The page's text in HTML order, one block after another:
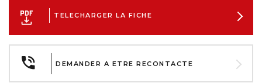
TELECHARGER LA FICHE
DEMANDER A ETRE RECONTACTE